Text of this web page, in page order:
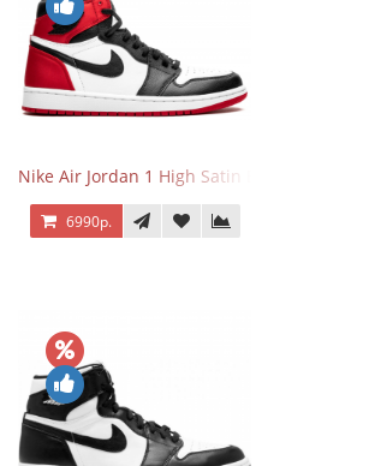
Nike Air Jordan 1 High Satin Black Toe
6990р.